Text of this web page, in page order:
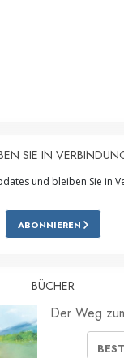
SIE IN
und bleiben Sie in
ABONNIEREN
BÜCHER
Der Weg